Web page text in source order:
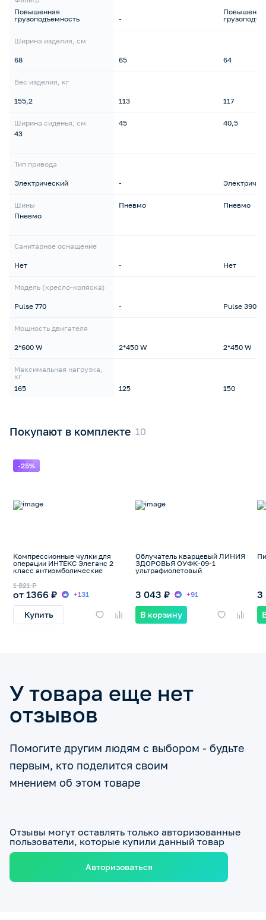
Повышенная
грузоподъемность
Ширина изделия, см
68
Вес изделия, кг
155,2
Ширина сиденья, см
43
Тип привода
Электрический
Шины
Пневмо
Санитарное оснащение
Нет
Модель (кресло-коляска)
Pulse 770
Мощность двигателя
2*600 W
Максимальная нагрузка,
кг
165
-
65
113
45
-
Пневмо
-
-
2*450 W
125
64
117
40,5
Пневмо
Нет
Pulse 390
2*450 W
150
Покупают в комплекте
-25%
Компрессионные чулки для
операции ИНТЕКС Элеганс 2
класс антиэмболические
от 1366 ₽
1 821 ₽
+131
Купить
Облучатель кварцевый ЛИНИЯ
ЗДОРОВЬЯ ОУФК-09-1
ультрафиолетовый
3 043 ₽ +91
В корзину
3
У товара еще нет
отзывов
Помогите другим людям с выбором - будьте
первым, кто поделится своим
мнением об этом товаре
Отзывы могут оставлять только авторизованные
пользователи, которые купили данный товар
Авторизоваться